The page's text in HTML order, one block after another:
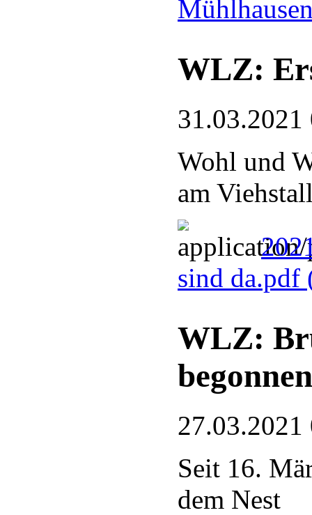
WLZ:
31.03.2021
Wohl und
am
sind da.pdf
WLZ:
begonnen
27.03.2021
Seit 16.
dem Nest